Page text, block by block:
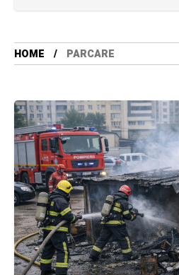
HOME PARCARE